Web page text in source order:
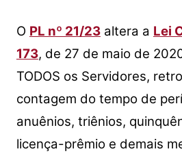
O PL nº 21/23altera a Lei
173, de 27 de maio de
TODOS os Servidores,
contagem do tempo de
anuênios, triênios,
licença-prêmio e demais